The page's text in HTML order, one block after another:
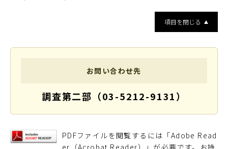
項目を閉じる
お問い合わせ先
調査第二部（03-5212-9131）
PDFファイルを閲覧するには「Adobe Read
er（Acrobat Reader）」が必要です。お持